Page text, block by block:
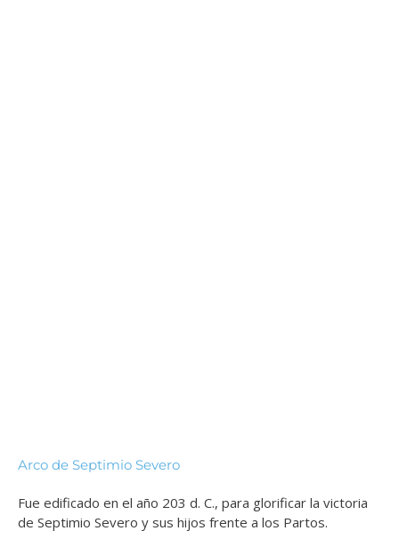
Arco de Septimio Severo
Fue edificado en el año 203 d. C., para glorificar la victoria
de Septimio Severo y sus hijos frente a los Partos.